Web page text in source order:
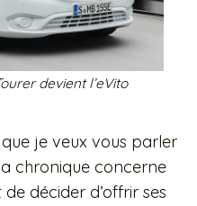
devient l’eVito
je veux vous parler
chronique concerne
décider d’offrir ses